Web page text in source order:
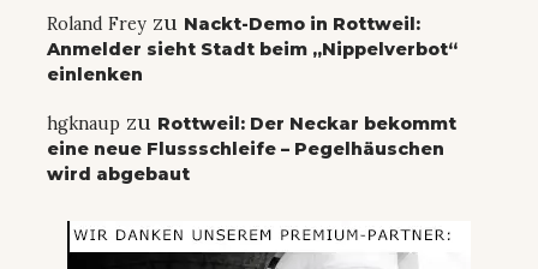
Roland Frey zu Nackt-Demo in Rottweil:
Anmelder sieht Stadt beim „Nippelverbot“
einlenken
hgknaup zu Rottweil: Der Neckar bekommt
eine neue Flussschleife – Pegelhäuschen
wird abgebaut